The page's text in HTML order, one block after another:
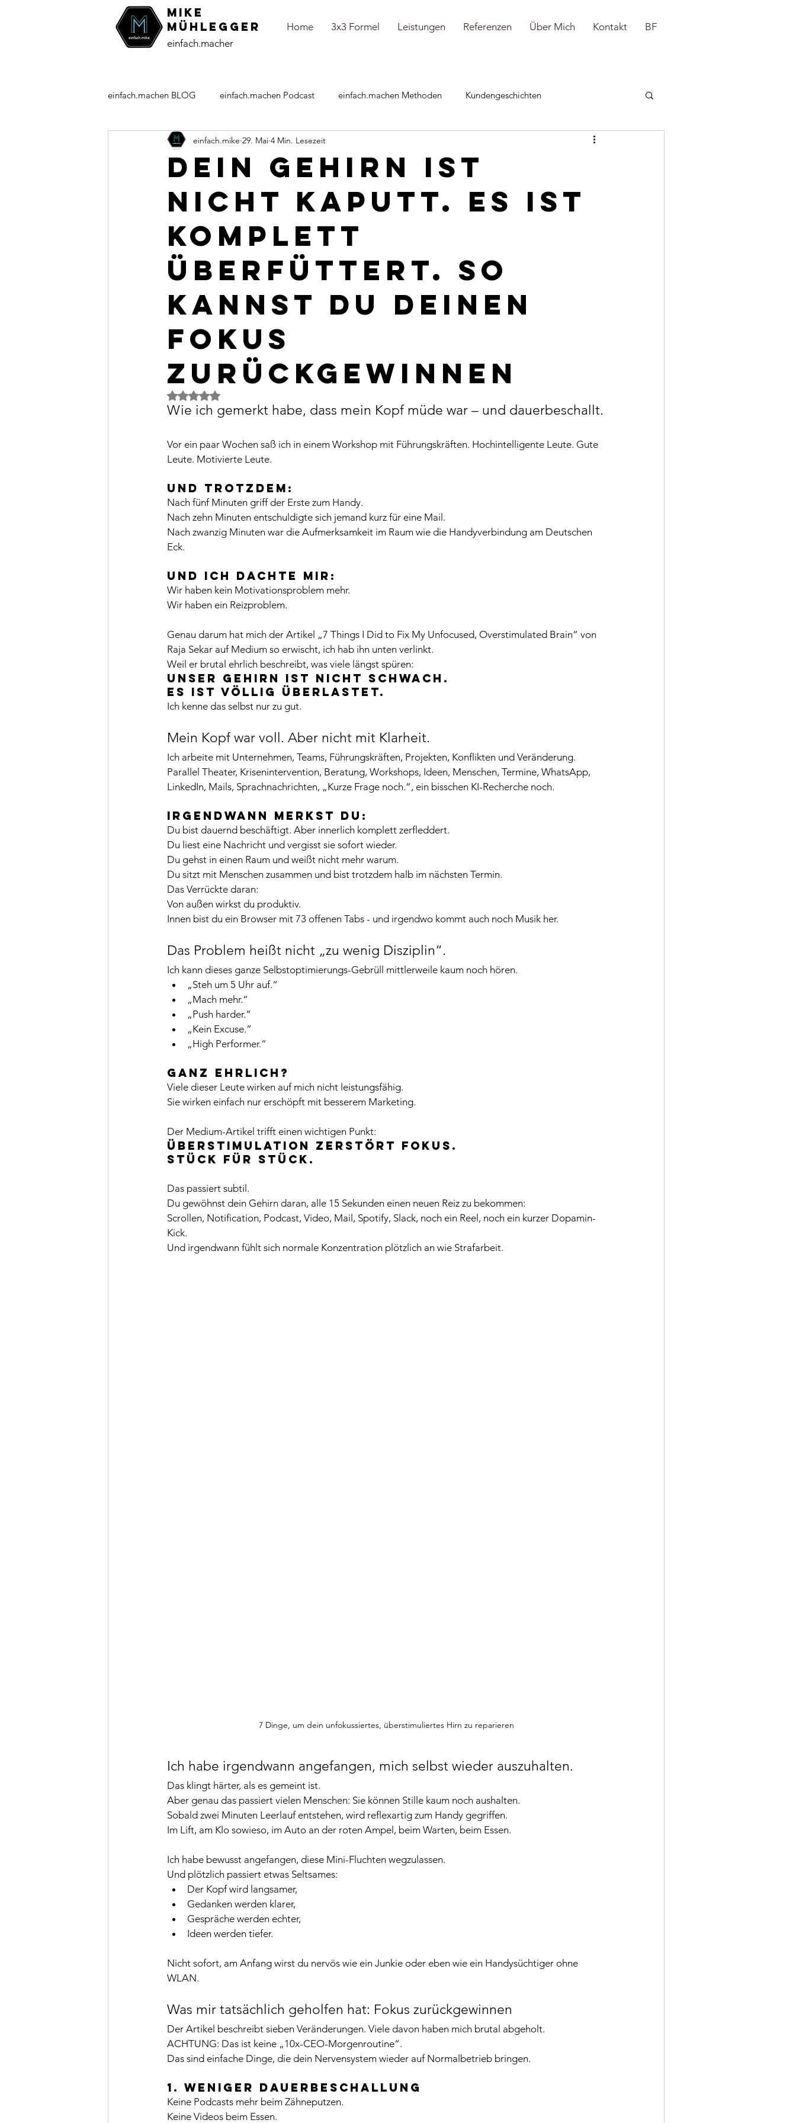
MiKE
Mühlegger
Home 3x3 Formel Leistungen Referenzen Über Mich Kontakt
BF
einfach.macher
einfach.machen BLOG einfach.machen Podcast einfach.machen Methoden Kundengeschichten
einundsechzig-Kolumne Persönliches
Dein Gehirn ist
nicht kaputt. Es ist
komplett
überfüttert. So
kannst du deinen
Fokus
zurückgewinnen
einfach.mike 29. Mai 4 Min. Lesezeit
Mit NaN von 5 Sternen bewertet.
Wie ich gemerkt habe, dass mein Kopf müde war – und dauerbeschallt.
Vor ein paar Wochen saß ich in einem Workshop mit Führungskräften. Hochintelligente Leute. Gute
Leute. Motivierte Leute.
Und trotzdem:
Nach fünf Minuten griff der Erste zum Handy.
Nach zehn Minuten entschuldigte sich jemand kurz für eine Mail.
Nach zwanzig Minuten war die Aufmerksamkeit im Raum wie die Handyverbindung am Deutschen
Eck.
Und ich dachte mir:
Wir haben kein Motivationsproblem mehr.
Wir haben ein Reizproblem.
Genau darum hat mich der Artikel „7 Things I Did to Fix My Unfocused, Overstimulated Brain“ von
Raja Sekar auf Medium so erwischt, ich hab ihn unten verlinkt.
Weil er brutal ehrlich beschreibt, was viele längst spüren:
Unser Gehirn ist nicht schwach.
Es ist völlig überlastet.
Ich kenne das selbst nur zu gut.
Mein Kopf war voll. Aber nicht mit Klarheit.
Ich arbeite mit Unternehmen, Teams, Führungskräften, Projekten, Konflikten und Veränderung.
Parallel Theater, Krisenintervention, Beratung, Workshops, Ideen, Menschen, Termine, WhatsApp,
LinkedIn, Mails, Sprachnachrichten, „Kurze Frage noch.“, ein bisschen KI-Recherche noch.
Irgendwann merkst du:
Du bist dauernd beschäftigt. Aber innerlich komplett zerfleddert.
Du liest eine Nachricht und vergisst sie sofort wieder.
Du gehst in einen Raum und weißt nicht mehr warum.
Du sitzt mit Menschen zusammen und bist trotzdem halb im nächsten Termin.
Das Verrückte daran:
Von außen wirkst du produktiv.
Innen bist du ein Browser mit 73 offenen Tabs - und irgendwo kommt auch noch Musik her.
Das Problem heißt nicht „zu wenig Disziplin“.
Ich kann dieses ganze Selbstoptimierungs-Gebrüll mittlerweile kaum noch hören.
„Steh um 5 Uhr auf.“
„Mach mehr.“
„Push harder.“
„Kein Excuse.“
„High Performer.“
Ganz ehrlich?
Viele dieser Leute wirken auf mich nicht leistungsfähig.
Sie wirken einfach nur erschöpft mit besserem Marketing.
Der Medium-Artikel trifft einen wichtigen Punkt:
Überstimulation zerstört Fokus.
Stück für Stück.
Das passiert subtil.
Du gewöhnst dein Gehirn daran, alle 15 Sekunden einen neuen Reiz zu bekommen:
Scrollen, Notification, Podcast, Video, Mail, Spotify, Slack, noch ein Reel, noch ein kurzer Dopamin-
Kick.
Und irgendwann fühlt sich normale Konzentration plötzlich an wie Strafarbeit.
7 Dinge, um dein unfokussiertes, überstimuliertes Hirn zu reparieren
Ich habe irgendwann angefangen, mich selbst wieder auszuhalten.
Das klingt härter, als es gemeint ist.
Aber genau das passiert vielen Menschen: Sie können Stille kaum noch aushalten.
Sobald zwei Minuten Leerlauf entstehen, wird reflexartig zum Handy gegriffen.
Im Lift, am Klo sowieso, im Auto an der roten Ampel, beim Warten, beim Essen.
Ich habe bewusst angefangen, diese Mini-Fluchten wegzulassen.
Und plötzlich passiert etwas Seltsames:
Der Kopf wird langsamer,
Gedanken werden klarer,
Gespräche werden echter,
Ideen werden tiefer.
Nicht sofort, am Anfang wirst du nervös wie ein Junkie oder eben wie ein Handysüchtiger ohne
WLAN.
Was mir tatsächlich geholfen hat: Fokus zurückgewinnen
Der Artikel beschreibt sieben Veränderungen. Viele davon haben mich brutal abgeholt.
ACHTUNG: Das ist keine „10x-CEO-Morgenroutine“.
Das sind einfache Dinge, die dein Nervensystem wieder auf Normalbetrieb bringen.
1. Weniger Dauerbeschallung
Keine Podcasts mehr beim Zähneputzen.
Keine Videos beim Essen.